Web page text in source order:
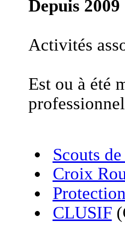
Depuis 2009
Activités
Est ou à été
Scouts
Croix
CLUSIF